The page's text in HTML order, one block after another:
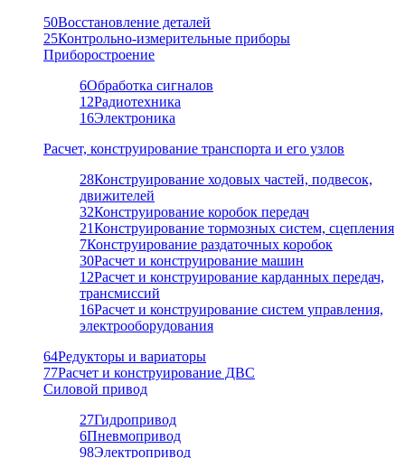
50Восстановление деталей
25Контрольно-измерительные приборы
Приборостроение
6Обработка сигналов
12Радиотехника
16Электроника
Расчет, конструирование транспорта и его узлов
28Конструирование ходовых частей, подвесок,
движителей
32Конструирование коробок передач
21Конструирование тормозных систем, сцепления
7Конструирование раздаточных коробок
30Расчет и конструирование машин
12Расчет и конструирование карданных передач,
трансмиссий
16Расчет и конструирование систем управления,
электрооборудования
64Редукторы и вариаторы
77Расчет и конструирование ДВС
Силовой привод
27Гидропривод
6Пневмопривод
98Электропривод